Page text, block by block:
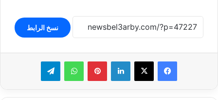
نسخ الرابط
لينكدإن بينتيريستواتساب تيلقرام